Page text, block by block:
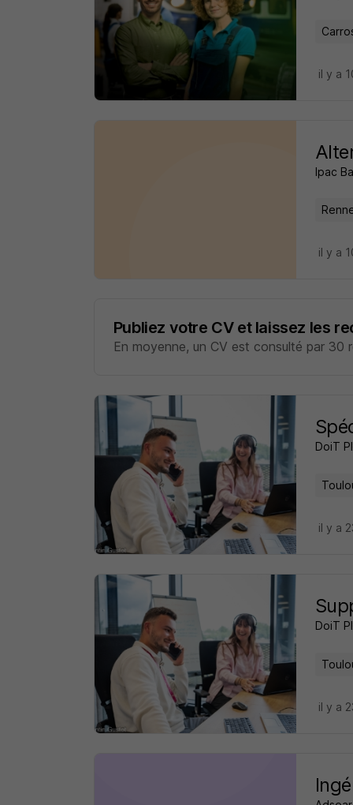
il y a
Ipac
il y a
Publiez votre CV et laissez les
En moyenne, un CV est consulté par 30
DoiT
il y a
DoiT
il y a